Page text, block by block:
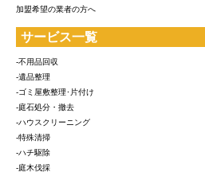
加盟希望の業者の方へ
サービス一覧
-不用品回収
-遺品整理
-ゴミ屋敷整理･片付け
-庭石処分・撤去
-ハウスクリーニング
-特殊清掃
-ハチ駆除
-庭木伐採